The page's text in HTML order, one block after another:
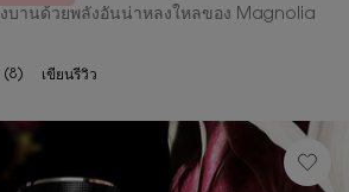
บานด้วยพลังอันน่าหลงใหลของ Magnolia
(8) เขียนรีวิว